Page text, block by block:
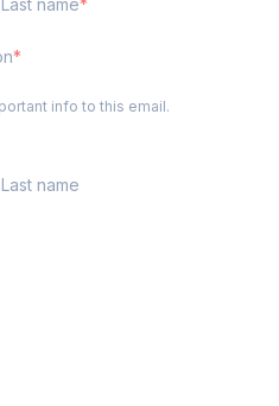
Last name
info to this email.
Last name